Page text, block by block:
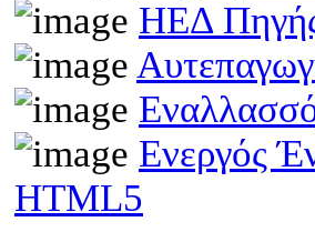
ΗΕΔ
Ενεργός
HTML5